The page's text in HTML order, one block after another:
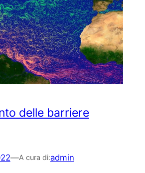
delle barriere
—A cura di:admin